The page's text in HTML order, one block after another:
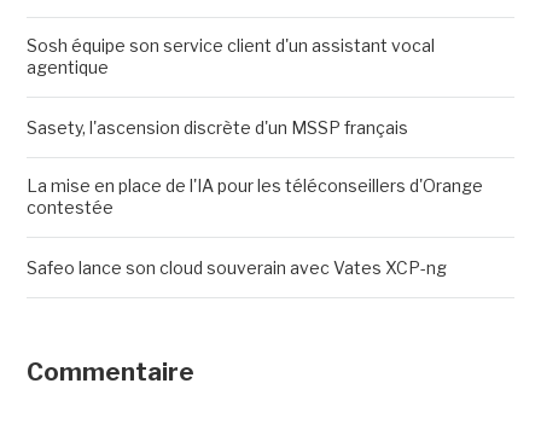
Sosh équipe son service client d'un assistant vocal
agentique
Sasety, l'ascension discrète d'un MSSP français
La mise en place de l'IA pour les téléconseillers d'Orange
contestée
Safeo lance son cloud souverain avec Vates XCP-ng
Commentaire